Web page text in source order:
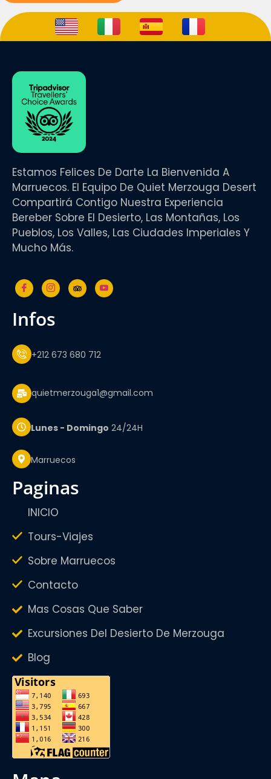
Estamos Felices De Darte La Bienvenida A
Marruecos. El Equipo De Quiet Merzouga Desert
Compartirá Contigo Nuestra Experiencia
Bereber Sobre El Desierto, Las Montañas, Los
Pueblos, Los Valles, Las Ciudades Imperiales Y
Mucho Más.
infos
+212 673 680 712
quietmerzouga1@gmail.com
Lunes - Domingo 24/24H
Marruecos
paginas
INICIO
Tours-Viajes
Sobre Marruecos
Contacto
Mas Cosas Que Saber
Excursiones Del Desierto De Merzouga
Blog